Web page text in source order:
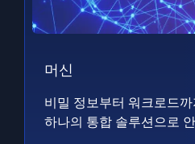
머신
비밀 정보부터 워크로드
하나의 통합 솔루션으로